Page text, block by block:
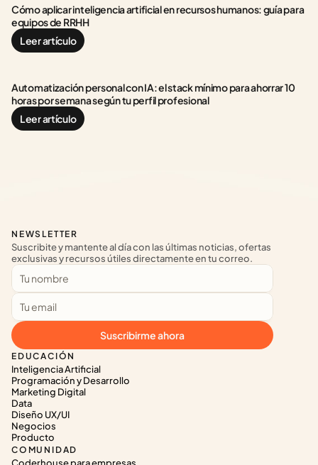
Cómo aplicar inteligencia artificial en recursos humanos: guía para
equipos de RRHH
Leer artículo
Automatización personal con IA: el stack mínimo para ahorrar 10
horas por semana según tu perfil profesional
Leer artículo
EDUCACIÓN
Inteligencia Artificial
Programación y Desarrollo
Marketing Digital
Data
Diseño UX/UI
Negocios
Producto
COMUNIDAD
NEWSLETTER
Suscribite y mantente al día con las últimas noticias, ofertas
exclusivas y recursos útiles directamente en tu correo.
Suscribirme ahora